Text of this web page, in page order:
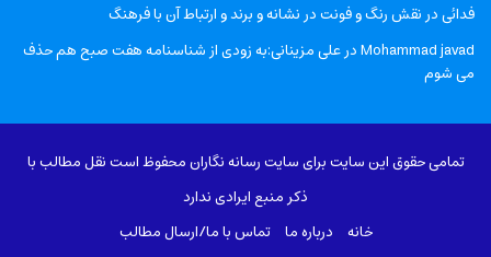
فدائیدرنقش رنگ و فونت در نشانه و برند و ارتباط آن با فرهنگ
Mohammad javadدرعلی مزینانی:به زودی از شناسنامه هفت صبح هم حذف
می شوم
تمامی حقوق این سایت برای سایت رسانه نگاران محفوظ است نقل مطالب با
ذکر منبع ایرادی ندارد
خانه
درباره‌ ما تماس با ما/ارسال مطالب